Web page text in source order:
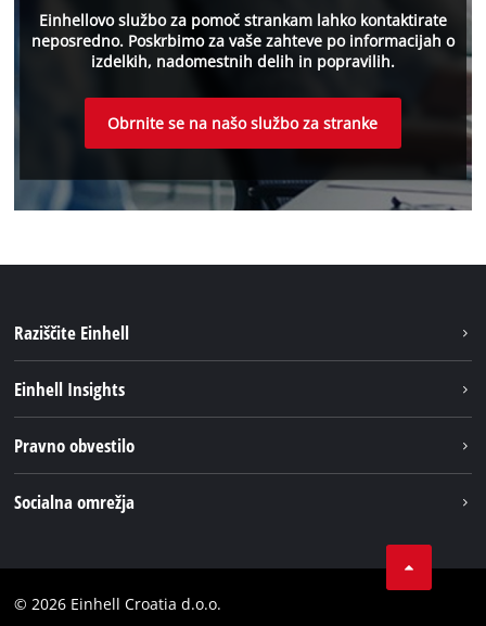
Einhellovo službo za pomoč strankam lahko kontaktirate
neposredno. Poskrbimo za vaše zahteve po informacijah o
izdelkih, nadomestnih delih in popravilih.
Obrnite se na našo službo za stranke
Raziščite Einhell
Aku sistem
Brushless
Einhell Insights
Einhell globalno
Pravno obvestilo
Skladnost
Socialna omrežja
Facebook
© 2026 Einhell Croatia d.o.o.